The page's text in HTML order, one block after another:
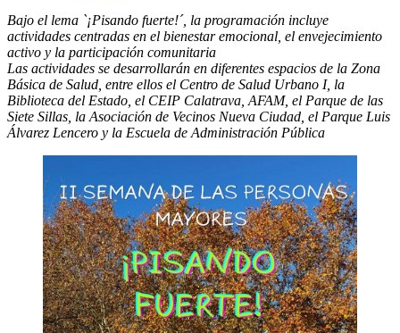
Bajo el lema `¡Pisando fuerte!´, la programación incluye
actividades centradas en el bienestar emocional, el envejecimiento
activo y la participación comunitaria
Las actividades se desarrollarán en diferentes espacios de la Zona
Básica de Salud, entre ellos el Centro de Salud Urbano I, la
Biblioteca del Estado, el CEIP Calatrava, AFAM, el Parque de las
Siete Sillas, la Asociación de Vecinos Nueva Ciudad, el Parque Luis
Álvarez Lencero y la Escuela de Administración Pública